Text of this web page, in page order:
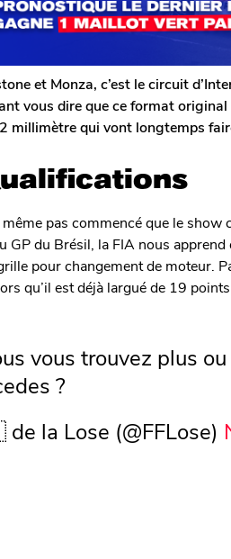
et Monza, c’est le circuit
vous dire que ce format original
millimètre qui vont longtemps
pas commencé que le show
GP du Brésil, la FIA nous
pour changement de moteur.
qu’il est déjà largué de 19 points
vous trouvez plus
?
la Lose (@FFLose)